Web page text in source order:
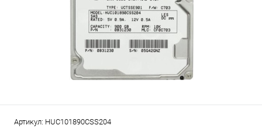
Артикул: HUC101890CSS204